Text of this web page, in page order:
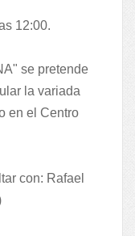
12:00.
se pretende
la variada
en el Centro
con: Rafael